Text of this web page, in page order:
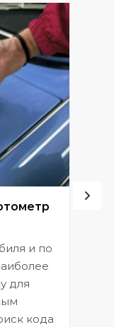
и по
для
кода